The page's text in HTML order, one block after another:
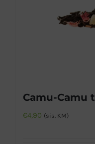
Camu-Camu
€4,90 (sis. KM)